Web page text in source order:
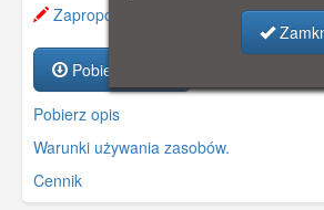
Zaproponuj zmianę opisu.
Pobierz zasób
Pobierz opis
Warunki używania zasobów.
Cennik